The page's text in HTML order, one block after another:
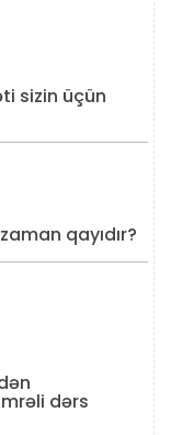
sizin üçün
qayıdır?
dərs